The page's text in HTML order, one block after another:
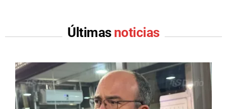
Últimas noticias